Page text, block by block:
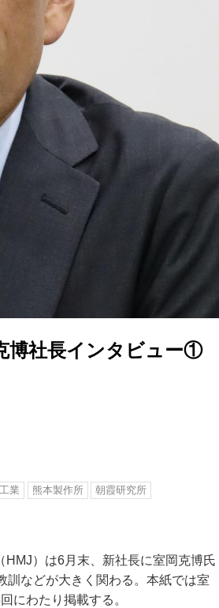
博社長インタビュー①
業 熊本製作所
朝霞研究所
）は6月末、新社長に室岡克博氏
訓などが大きく関わる。本紙では室
にわたり掲載する。